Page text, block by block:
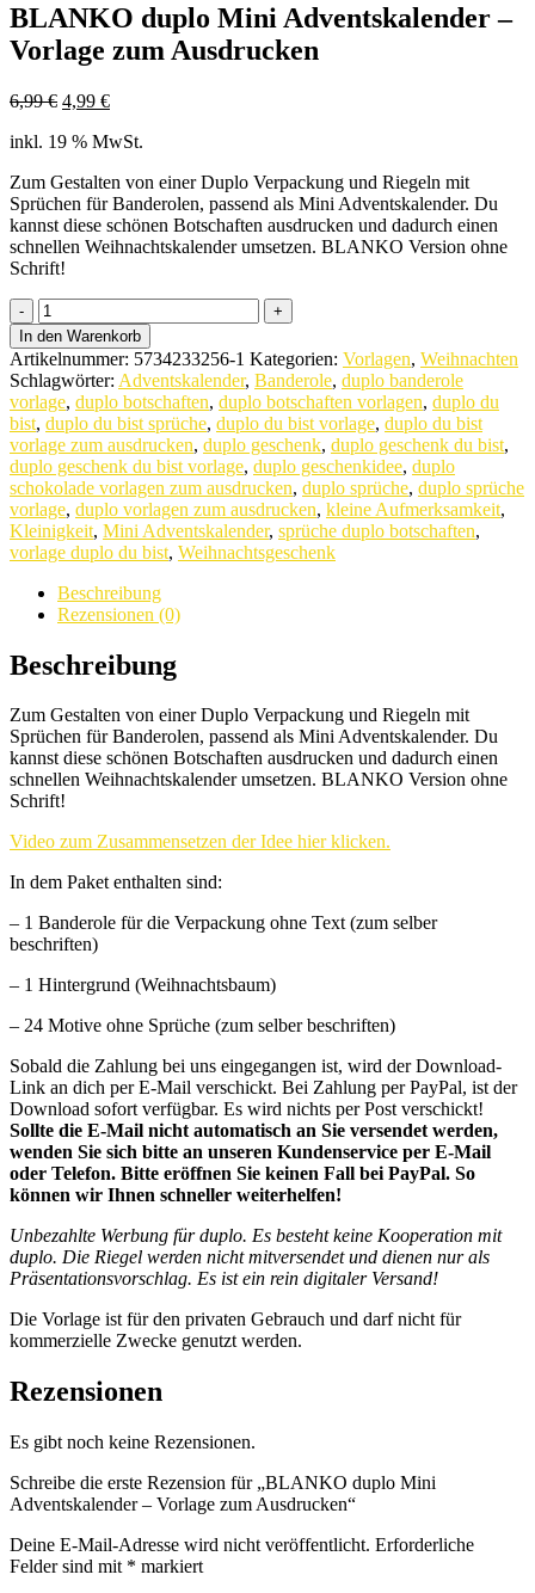
BLANKO duplo Mini Adventskalender –
Vorlage zum Ausdrucken
6,99€ Ursprünglicher
war:
4,99 €Aktueller
ist:
inkl. 19 % MwSt.
Zum Gestalten von einer Duplo Verpackung und Riegeln mit
Sprüchen für Banderolen, passend als Mini Adventskalender. Du
kannst diese schönen Botschaften ausdrucken und dadurch einen
schnellen Weihnachtskalender umsetzen. BLANKO Version ohne
Schrift!
BLANKO
duplo
Mini
Adventskalender
-
Vorlage
zum
Ausdrucken
quantity
In den Warenkorb
Artikelnummer: 5734233256-1 Kategorien: Vorlagen, Weihnachten
Schlagwörter: Adventskalender, Banderole, duplo banderole
vorlage, duplo botschaften, duplo botschaften vorlagen, duplo du
bist, duplo du bist sprüche, duplo du bist vorlage, duplo du bist
vorlage zum ausdrucken, duplo geschenk, duplo geschenk du bist,
duplo geschenk du bist vorlage, duplo geschenkidee, duplo
schokolade vorlagen zum ausdrucken, duplo sprüche, duplo sprüche
vorlage, duplo vorlagen zum ausdrucken, kleine Aufmerksamkeit,
Kleinigkeit, Mini Adventskalender, sprüche duplo botschaften,
vorlage duplo du bist, Weihnachtsgeschenk
Beschreibung
Rezensionen (0)
Beschreibung
Zum Gestalten von einer Duplo Verpackung und Riegeln mit
Sprüchen für Banderolen, passend als Mini Adventskalender. Du
kannst diese schönen Botschaften ausdrucken und dadurch einen
schnellen Weihnachtskalender umsetzen. BLANKO Version ohne
Schrift!
Video zum Zusammensetzen der Idee hier klicken.
In dem Paket enthalten sind:
– 1 Banderole für die Verpackung ohne Text (zum selber
beschriften)
– 1 Hintergrund (Weihnachtsbaum)
– 24 Motive ohne Sprüche (zum selber beschriften)
Sobald die Zahlung bei uns eingegangen ist, wird der Download-
Link an dich per E-Mail verschickt. Bei Zahlung per PayPal, ist der
Download sofort verfügbar. Es wird nichts per Post verschickt!
Sollte die E-Mail nicht automatisch an Sie versendet werden,
wenden Sie sich bitte an unseren Kundenservice per E-Mail
oder Telefon. Bitte eröffnen Sie keinen Fall bei PayPal. So
können wir Ihnen schneller weiterhelfen!
Unbezahlte Werbung für duplo. Es besteht keine Kooperation mit
duplo. Die Riegel werden nicht mitversendet und dienen nur als
Präsentationsvorschlag. Es ist ein rein digitaler Versand!
Die Vorlage ist für den privaten Gebrauch und darf nicht für
kommerzielle Zwecke genutzt werden.
Rezensionen
Es gibt noch keine Rezensionen.
Schreibe die erste Rezension für „BLANKO duplo Mini
Adventskalender – Vorlage zum Ausdrucken“
Deine E-Mail-Adresse wird nicht veröffentlicht. Erforderliche
Felder sind mit * markiert